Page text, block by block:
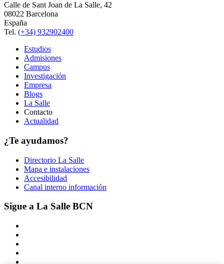
Calle de Sant Joan de La Salle, 42
08022 Barcelona
España
Tel. (+34) 932902400
Estudios
Admisiones
Campus
Investigación
Empresa
Blogs
La Salle
Contacto
Actualidad
¿Te ayudamos?
Directorio La Salle
Mapa e instalaciones
Accesibilidad
Canal interno información
Sigue a La Salle BCN